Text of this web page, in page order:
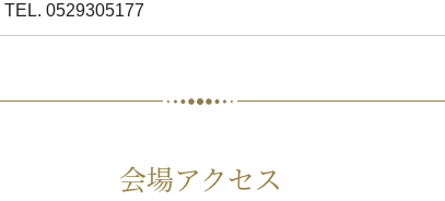
TEL. 0529305177
会場アクセス